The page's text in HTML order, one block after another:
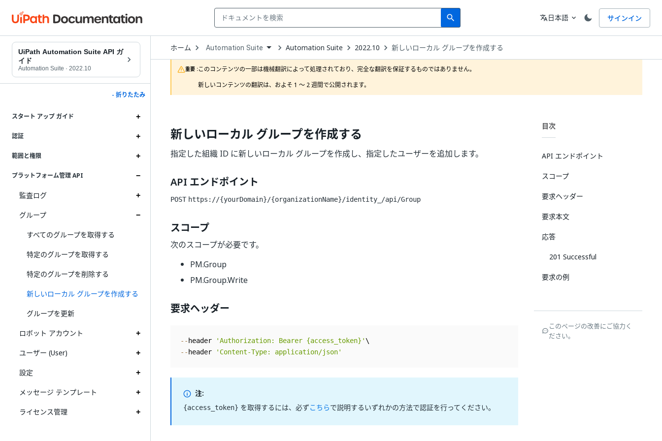
search
Search 言語
translate日本語 expand_more サインイン
UiPath Automation Suite API ガ
イド
Automation Suite · 2022.10
- 折りたたみ
スタート アップ ガイド
認証
範囲と権限
プラットフォーム管理 API
監査ログ
グループ
すべてのグループを取得する
特定のグループを取得する
特定のグループを削除する
新しいローカル グループを作成する
グループを更新
ロボット アカウント
ユーザー (User)
設定
メッセージ テンプレート
ライセンス管理
ホーム Open
Dropdown
to
choose
product
Automation Suite Automation Suite 2022.10 新しいローカル グループを作成する
重要 :このコンテンツの一部は機械翻訳によって処理されており、完全な翻訳を保証するものではありません。
新しいコンテンツの翻訳は、およそ 1 ～ 2 週間で公開されます。
新しいローカル グループを作成する
指定した組織 ID に新しいローカル グループを作成し、指定したユーザーを追加します。
API エンドポイント
POST https://{yourDomain}/{organizationName}/identity_ /api/Group
スコープ
次のスコープが必要です。
PM.Group
PM.Group.Write
要求ヘッダー
-- header 'Authorization: Bearer {access_token}'
-- header 'Content-Type: application/json'
注:
{access_token} を取得するには、必ずこちらで説明するいずれかの方法で認証を行ってください。
目次
API エンドポイント
スコープ
要求ヘッダー
要求本文
応答
201 Successful
要求の例
このページの改善にご協力く
ださい。